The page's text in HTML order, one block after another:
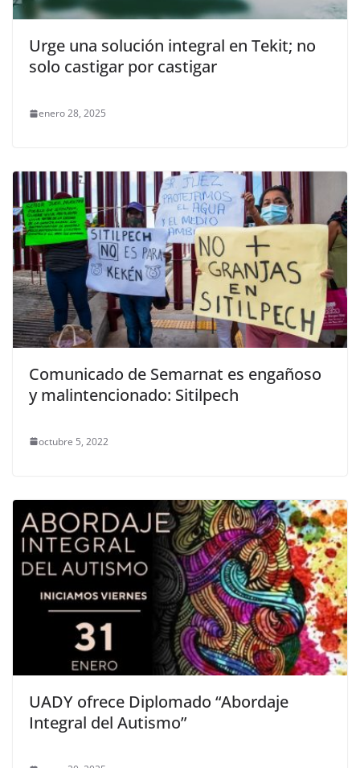
Urge una solución integral en Tekit; no
solo castigar por castigar
enero 28, 2025
Comunicado de Semarnat es engañoso
y malintencionado: Sitilpech
octubre 5, 2022
UADY ofrece Diplomado “Abordaje
Integral del Autismo”